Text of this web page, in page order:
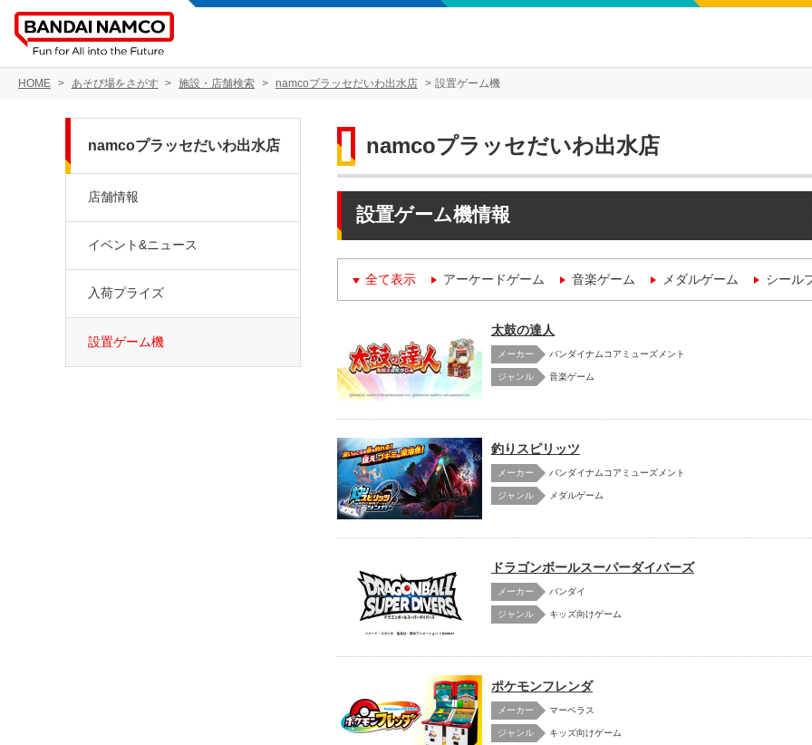
HOME あそび場をさがす 施設・店舗検索 namcoプラッセだいわ出水店 設置ゲーム機
namcoプラッセだいわ出水店
設置ゲーム機情報
全て表示 アーケードゲーム 音楽ゲーム メダルゲーム シール
太鼓の達人
メーカー バンダイナムコアミューズメント
音楽ゲーム
釣りスピリッツ
メーカー バンダイナムコアミューズメント
メダルゲーム
ドラゴンボールスーパーダイバーズ
メーカー バンダイ
キッズ向けゲーム
ポケモンフレンダ
メーカー マーベラス
キッズ向けゲーム
namcoプラッセだいわ出水店
店舗情報
イベント&ニュース
入荷プライズ
設置ゲーム機